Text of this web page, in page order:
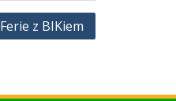
Ferie z BIKiem